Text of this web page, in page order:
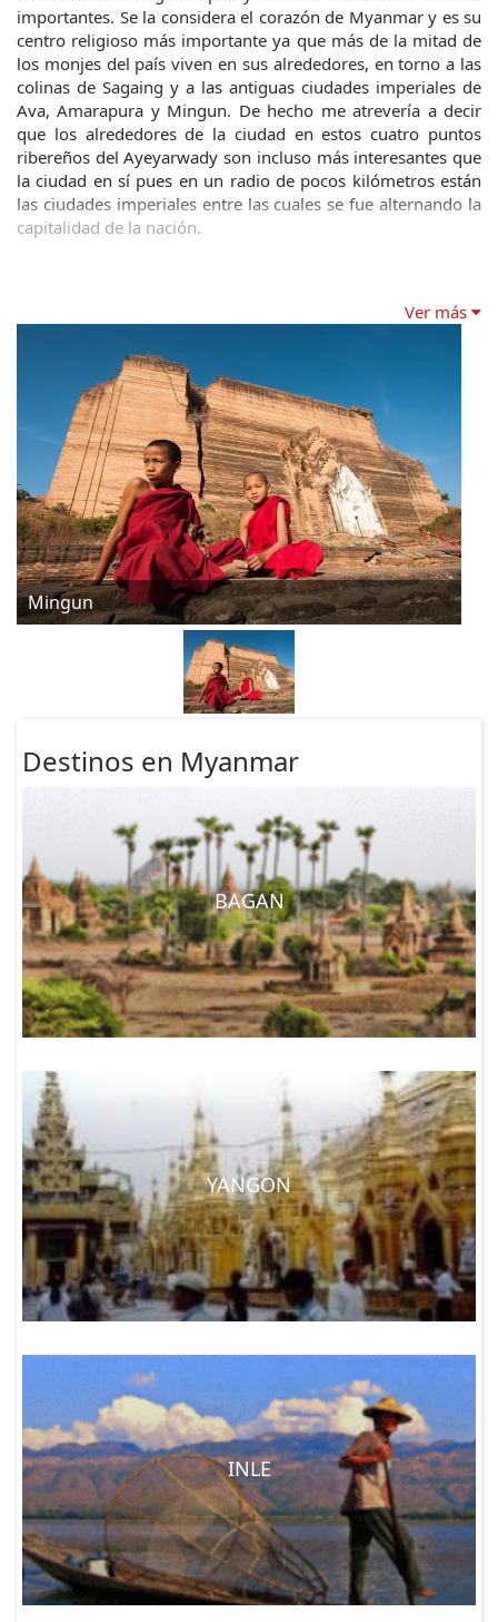
importantes. Se la considera el corazón de Myanmar y es su
centro religioso más importante ya que más de la mitad de
los monjes del país viven en sus alrededores, en torno a las
colinas de Sagaing y a las antiguas ciudades imperiales de
Ava, Amarapura y Mingun. De hecho me atrevería a decir
que los alrededores de la ciudad en estos cuatro puntos
ribereños del Ayeyarwady son incluso más interesantes que
la ciudad en sí pues en un radio de pocos kilómetros están
las ciudades imperiales entre las cuales se fue alternando la
capitalidad de la nación.
Ver más
Mingun
Destinos en Myanmar
BAGAN
YANGON
INLE